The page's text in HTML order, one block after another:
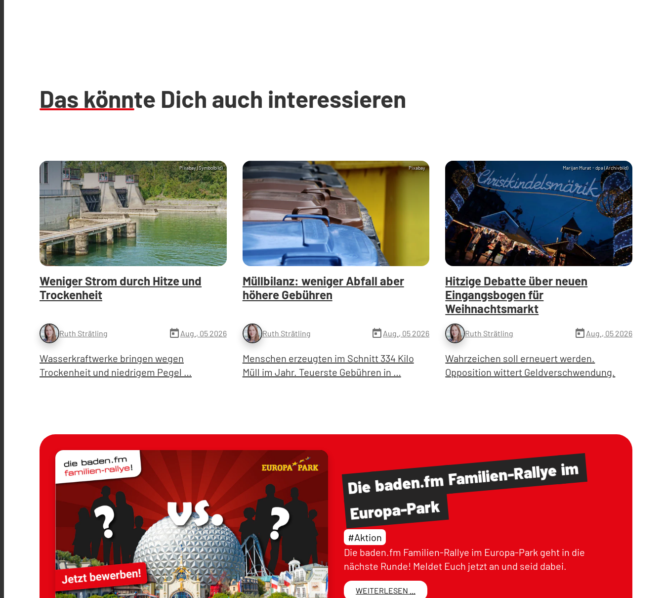
Das könnte Dich auch interessieren
Pixabay (Symbolbild)
Weniger Strom durch Hitze und
Trockenheit
Ruth Strätling today Aug., 05 2026
Wasserkraftwerke bringen wegen
Trockenheit und niedrigem Pegel …
Pixabay
Müllbilanz: weniger Abfall aber
höhere Gebühren
Ruth Strätling todayAug., 05 2026
Menschen erzeugten im Schnitt 334 Kilo
Müll im Jahr. Teuerste Gebühren in …
Marijan Murat - dpa (Archivbild)
Hitzige Debatte über neuen
Eingangsbogen für
Weihnachtsmarkt
Ruth Strätling today Aug., 05 2026
Wahrzeichen soll erneuert werden.
Opposition wittert Geldverschwendung.
Die baden.fmFamilien-Rallyeim
Europa-Park
#Aktion
Die baden.fm Familien-Rallye im Europa-Park geht in die
nächste Runde! Meldet Euch jetzt an und seid dabei.
WEITERLESEN ...